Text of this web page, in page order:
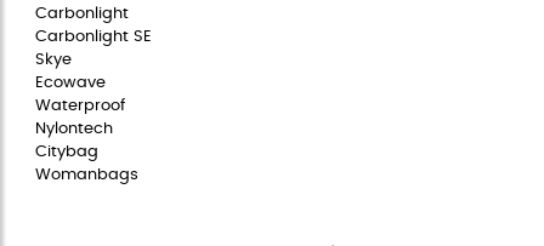
Carbonlight
Carbonlight SE
Skye
Ecowave
Waterproof
Nylontech
Citybag
Womanbags